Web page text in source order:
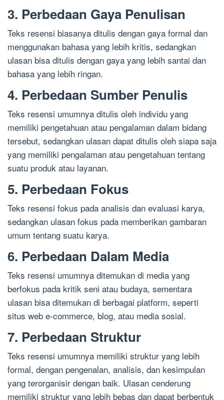
3. Perbedaan Gaya Penulisan
Teks resensi biasanya ditulis dengan gaya formal dan
menggunakan bahasa yang lebih kritis, sedangkan
ulasan bisa ditulis dengan gaya yang lebih santai dan
bahasa yang lebih ringan.
4. Perbedaan Sumber Penulis
Teks resensi umumnya ditulis oleh individu yang
memiliki pengetahuan atau pengalaman dalam bidang
tersebut, sedangkan ulasan dapat ditulis oleh siapa saja
yang memiliki pengalaman atau pengetahuan tentang
suatu produk atau layanan.
5. Perbedaan Fokus
Teks resensi fokus pada analisis dan evaluasi karya,
sedangkan ulasan fokus pada memberikan gambaran
umum tentang suatu karya.
6. Perbedaan Dalam Media
Teks resensi umumnya ditemukan di media yang
berfokus pada kritik seni atau budaya, sementara
ulasan bisa ditemukan di berbagai platform, seperti
situs web e-commerce, blog, atau media sosial.
7. Perbedaan Struktur
Teks resensi umumnya memiliki struktur yang lebih
formal, dengan pengenalan, analisis, dan kesimpulan
yang terorganisir dengan baik. Ulasan cenderung
memiliki struktur yang lebih bebas dan dapat berbentuk